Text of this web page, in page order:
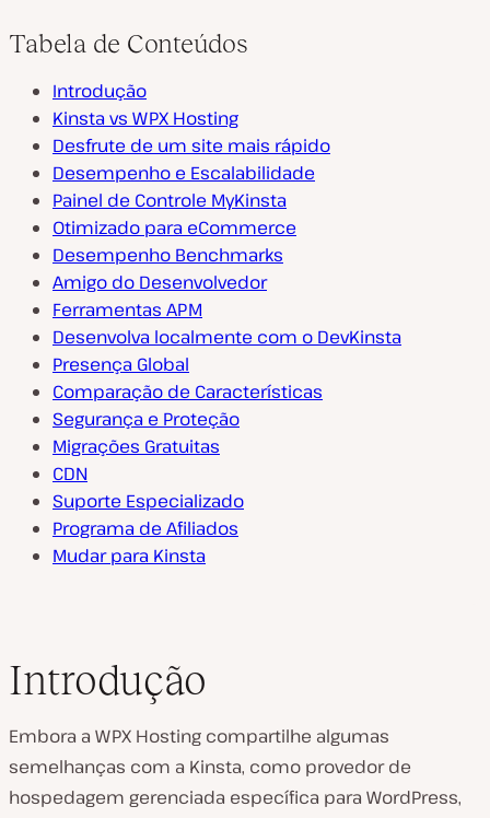
Tabela de Conteúdos
Introdução
Kinsta vs WPX Hosting
Desfrute de um site mais rápido
Desempenho e Escalabilidade
Painel de Controle MyKinsta
Otimizado para eCommerce
Desempenho Benchmarks
Amigo do Desenvolvedor
Ferramentas APM
Desenvolva localmente com o DevKinsta
Presença Global
Comparação de Características
Segurança e Proteção
Migrações Gratuitas
CDN
Suporte Especializado
Programa de Afiliados
Mudar para Kinsta
Introdução
Embora a WPX Hosting compartilhe algumas
semelhanças com a Kinsta, como provedor de
hospedagem gerenciada específica para WordPress,